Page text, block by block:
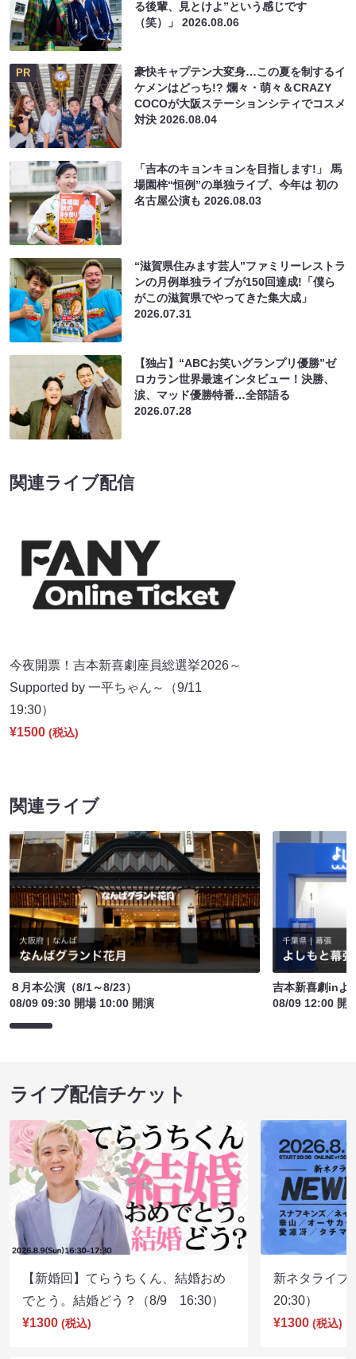
る後輩、見とけよ”という感じです
（笑）」2026.08.06
PR
豪快キャプテン大変身…この夏を制するイ
ケメンはどっち!? 爛々・萌々＆CRAZY
COCOが大阪ステーションシティでコスメ
対決2026.08.04
「吉本のキョンキョンを目指します!」 馬
場園梓“恒例”の単独ライブ、今年は 初の
名古屋公演も2026.08.03
“滋賀県住みます芸人”ファミリーレストラ
ンの月例単独ライブが150回達成!「僕ら
がこの滋賀県でやってきた集大成」
2026.07.31
【独占】“ABCお笑いグランプリ優勝”ゼ
ロカラン世界最速インタビュー！決勝、
涙、マッド優勝特番…全部語る
2026.07.28
関連ライブ配信
今夜開票！吉本新喜劇座員総選挙2026～
Supported by 一平ちゃん～（9/11
19:30）
¥1500 (税込)
関連ライブ
８月本公演（8/1～8/23）
08/09 09:30 開場 10:00 開演
吉本新喜劇inよ
08/09 12:00 開
ライブ配信チケット
【新婚回】てらうちくん、結婚おめ
でとう。結婚どう？（8/9 16:30）
¥1300 (税込)
新ネタライ
20:30）
¥1300 (税込)